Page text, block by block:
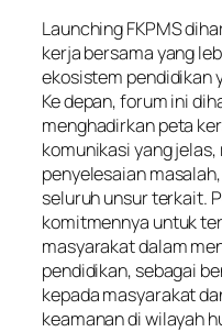
Launching FKPMS
kerja bersama yang
ekosistem pendidikan
Ke depan, forum ini
menghadirkan peta
komunikasi yang
penyelesaian
seluruh unsur terkait.
komitmennya untuk
masyarakat dalam
pendidikan, sebagai
kepada masyarakat
keamanan di wilayah